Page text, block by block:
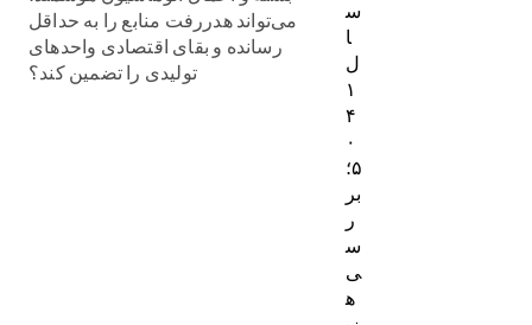
س
ا
ل
۱
۴
۰
۵؛
بر
ر
س
ی
ه
می‌تواند هدررفت منابع را به حداقل
رسانده و بقای اقتصادی واحدهای
تولیدی را تضمین کند؟